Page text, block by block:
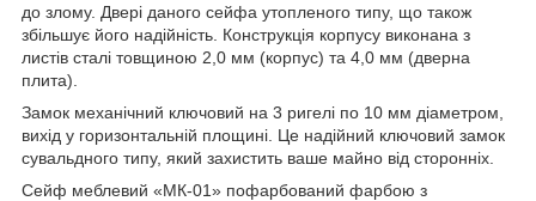
до злому. Двері даного сейфа утопленого типу, що також
збільшує його надійність. Конструкція корпусу виконана з
листів сталі товщиною 2,0 мм (корпус) та 4,0 мм (дверна
плита).
Замок механічний ключовий на 3 ригелі по 10 мм діаметром,
вихід у горизонтальній площині. Це надійний ключовий замок
сувальдного типу, який захистить ваше майно від сторонніх.
Сейф меблевий «МК-01» пофарбований фарбою з